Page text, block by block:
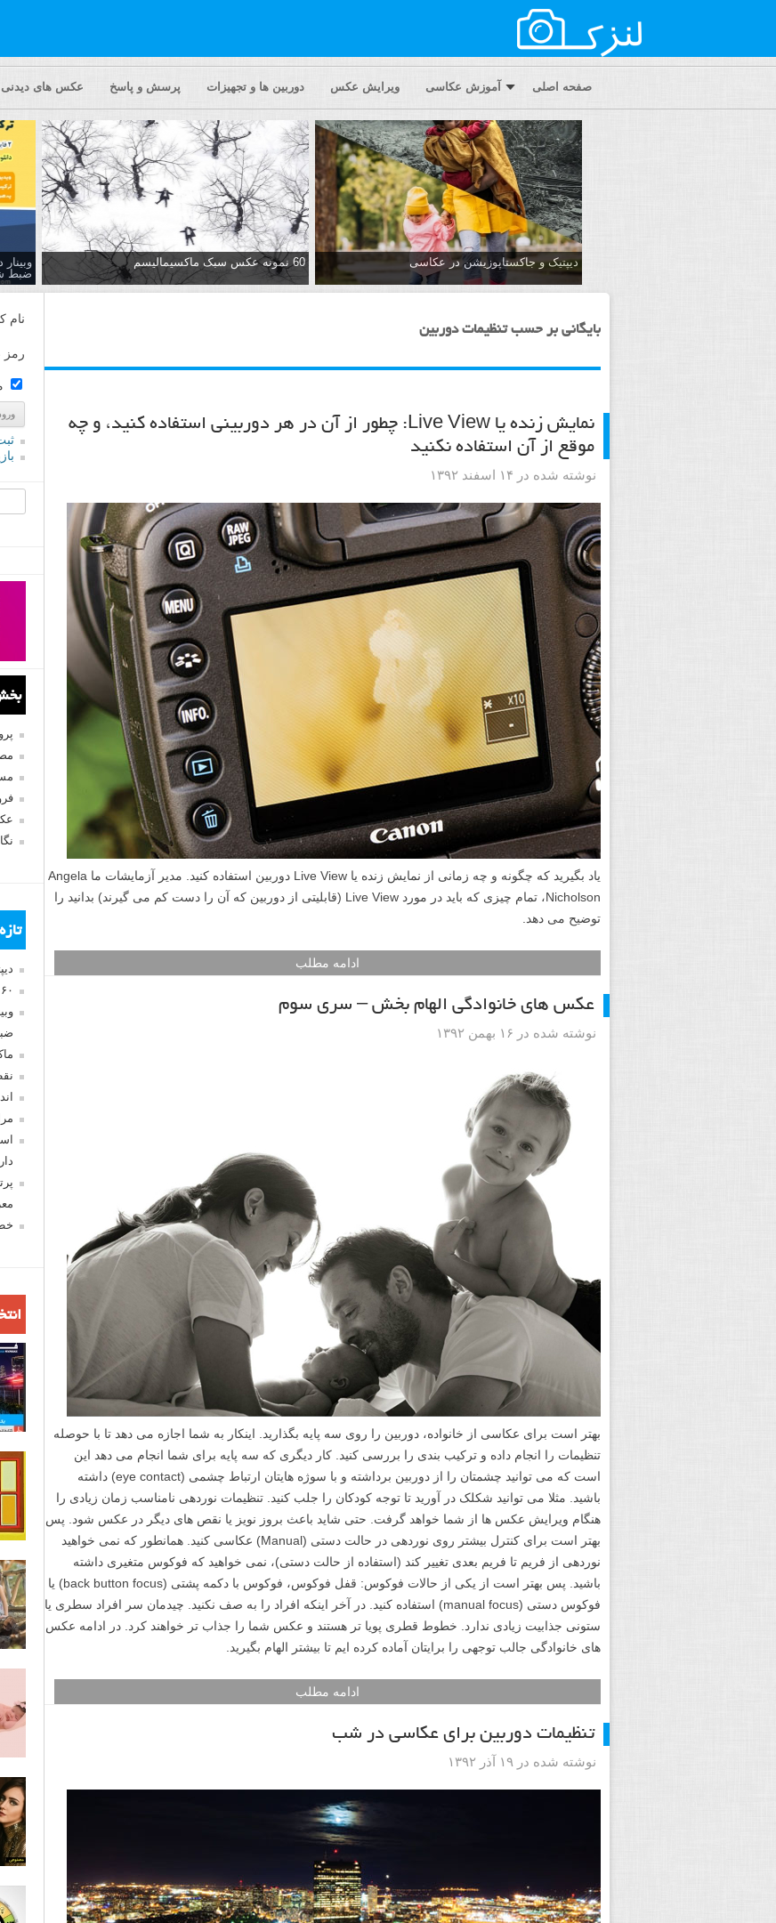
صفحه اصلی آموزش عکاسی ویرایش عکس دوربین ها و تجهیزات پرسش و پاسخ عکس های دیدنی
دیپتیک و جاکستا‌پوزیشن در عکاسی 60 نمونه عکس سبک ماکسیمالیسم
ضبط
بایگانی بر حسب تنظیمات دوربین
نمایش زنده یا Live View: چطور از آن در هر دوربینی استفاده کنید، و چه
موقع از آن استفاده نکنید
نوشته شده در ۱۴ اسفند ۱۳۹۲
یاد بگیرید که چگونه و چه زمانی از نمایش زنده یا Live View دوربین استفاده کنید. مدیر آزمایشات ما Angela
Nicholson، تمام چیزی که باید در مورد Live View (قابلیتی از دوربین که آن را دست کم می گیرند) بدانید را
توضیح می دهد.
ادامه مطلب
عکس های خانوادگی الهام بخش – سری سوم
نوشته شده در ۱۶ بهمن ۱۳۹۲
بهتر است برای عکاسی از خانواده، دوربین را روی سه پایه بگذارید. اینکار به شما اجازه می دهد تا با حوصله
تنظیمات را انجام داده و ترکیب بندی را بررسی کنید. کار دیگری که سه پایه برای شما انجام می دهد این
است که می توانید چشمتان را از دوربین برداشته و با سوژه هایتان ارتباط چشمی (eye contact) داشته
باشید. مثلا می توانید شکلک در آورید تا توجه کودکان را جلب کنید. تنظیمات نوردهی نامناسب زمان زیادی را
هنگام ویرایش عکس ها از شما خواهد گرفت. حتی شاید باعث بروز نویز یا نقص های دیگر در عکس شود. پس
بهتر است برای کنترل بیشتر روی نوردهی در حالت دستی (Manual) عکاسی کنید. همانطور که نمی خواهید
نوردهی از فریم تا فریم بعدی تغییر کند (استفاده از حالت دستی)، نمی خواهید که فوکوس متغیری داشته
باشید. پس بهتر است از یکی از حالات فوکوس: قفل فوکوس، فوکوس با دکمه پشتی (back button focus) یا
فوکوس دستی (manual focus) استفاده کنید. در آخر اینکه افراد را به صف نکنید. چیدمان سر افراد سطری یا
ستونی جذابیت زیادی ندارد. خطوط قطری پویا تر هستند و عکس شما را جذاب تر خواهند کرد. در ادامه عکس
های خانوادگی جالب توجهی را برایتان آماده کرده ایم تا بیشتر الهام بگیرید.
ادامه مطلب
تنظیمات دوربین برای عکاسی در شب
نوشته شده در ۱۹ آذر ۱۳۹۲
نام
رمز
۶۰ نمونه عکس سبک ماکسیمالیسم